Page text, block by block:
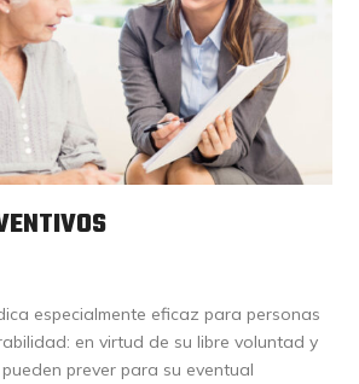
especialmente eficaz para personas
en virtud de su libre voluntad y
prever para su eventual